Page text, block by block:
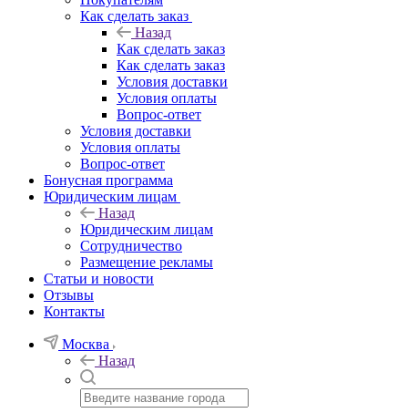
Как сделать заказ
Назад
Как сделать заказ
Как сделать заказ
Условия доставки
Условия оплаты
Вопрос-ответ
Условия доставки
Условия оплаты
Вопрос-ответ
Бонусная программа
Юридическим лицам
Назад
Юридическим лицам
Сотрудничество
Размещение рекламы
Статьи и новости
Отзывы
Контакты
Москва
Назад